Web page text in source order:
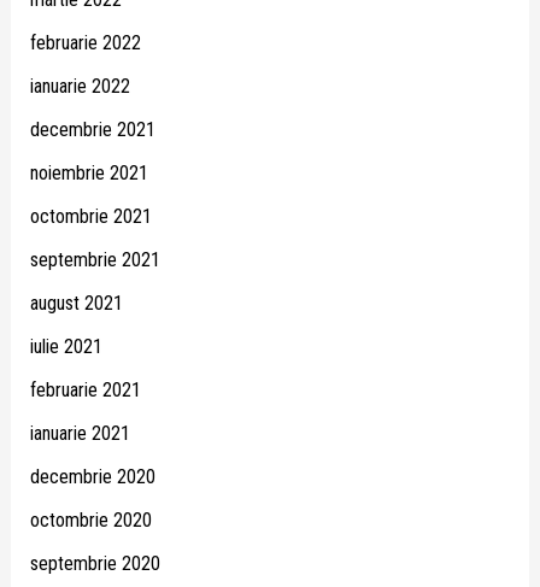
februarie 2022
ianuarie 2022
decembrie 2021
noiembrie 2021
octombrie 2021
septembrie 2021
august 2021
iulie 2021
februarie 2021
ianuarie 2021
decembrie 2020
octombrie 2020
septembrie 2020